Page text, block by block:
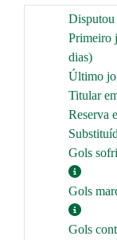
Disputou
Primeiro
dias)
Último
Titular
Reserva
Gols
Gols
Gols